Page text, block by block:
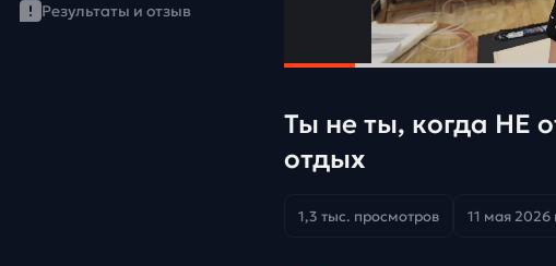
Результаты и отзыв
Ты не ты, когда НЕ
отдых
1,3 тыс. просмотров 11 мая 2026